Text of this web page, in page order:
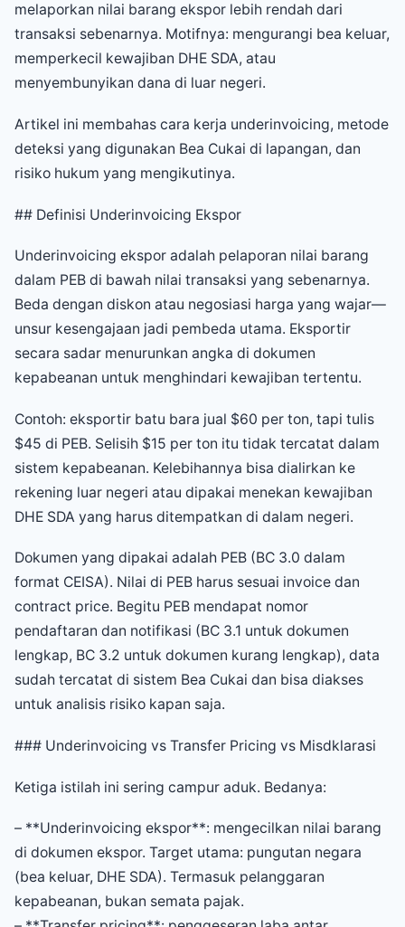
melaporkan nilai barang ekspor lebih rendah dari
transaksi sebenarnya. Motifnya: mengurangi bea keluar,
memperkecil kewajiban DHE SDA, atau
menyembunyikan dana di luar negeri.
Artikel ini membahas cara kerja underinvoicing, metode
deteksi yang digunakan Bea Cukai di lapangan, dan
risiko hukum yang mengikutinya.
## Definisi Underinvoicing Ekspor
Underinvoicing ekspor adalah pelaporan nilai barang
dalam PEB di bawah nilai transaksi yang sebenarnya.
Beda dengan diskon atau negosiasi harga yang wajar—
unsur kesengajaan jadi pembeda utama. Eksportir
secara sadar menurunkan angka di dokumen
kepabeanan untuk menghindari kewajiban tertentu.
Contoh: eksportir batu bara jual $60 per ton, tapi tulis
$45 di PEB. Selisih $15 per ton itu tidak tercatat dalam
sistem kepabeanan. Kelebihannya bisa dialirkan ke
rekening luar negeri atau dipakai menekan kewajiban
DHE SDA yang harus ditempatkan di dalam negeri.
Dokumen yang dipakai adalah PEB (BC 3.0 dalam
format CEISA). Nilai di PEB harus sesuai invoice dan
contract price. Begitu PEB mendapat nomor
pendaftaran dan notifikasi (BC 3.1 untuk dokumen
lengkap, BC 3.2 untuk dokumen kurang lengkap), data
sudah tercatat di sistem Bea Cukai dan bisa diakses
untuk analisis risiko kapan saja.
### Underinvoicing vs Transfer Pricing vs Misdklarasi
Ketiga istilah ini sering campur aduk. Bedanya:
– **Underinvoicing ekspor**: mengecilkan nilai barang
di dokumen ekspor. Target utama: pungutan negara
(bea keluar, DHE SDA). Termasuk pelanggaran
kepabeanan, bukan semata pajak.